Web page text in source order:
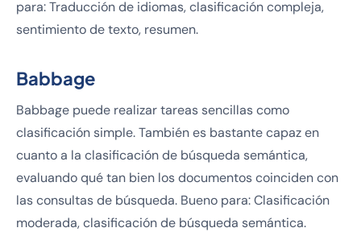
para: Traducción de idiomas, clasificación compleja,
sentimiento de texto, resumen.
Babbage
Babbage puede realizar tareas sencillas como
clasificación simple. También es bastante capaz en
cuanto a la clasificación de búsqueda semántica,
evaluando qué tan bien los documentos coinciden con
las consultas de búsqueda. Bueno para: Clasificación
moderada, clasificación de búsqueda semántica.